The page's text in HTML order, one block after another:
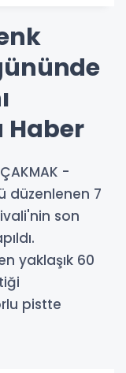
Haber
-
düzenlenen 7
son
yaklaşık 60
pistte